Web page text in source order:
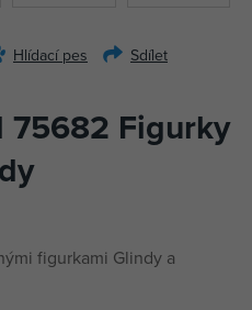
Hlídací pes Sdílet
75682 Figurky
figurkami Glindy a